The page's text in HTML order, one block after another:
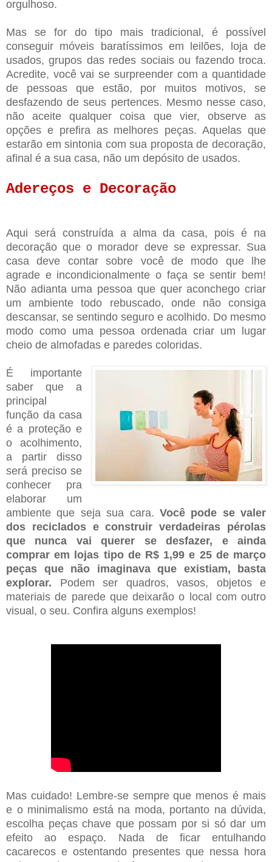
orgulhoso.
Mas se for do tipo mais tradicional, é possível
conseguir móveis baratíssimos em leilões, loja de
usados, grupos das redes sociais ou fazendo troca.
Acredite, você vai se surpreender com a quantidade
de pessoas que estão, por muitos motivos, se
desfazendo de seus pertences. Mesmo nesse caso,
não aceite qualquer coisa que vier, observe as
opções e prefira as melhores peças. Aquelas que
estarão em sintonia com sua proposta de decoração,
afinal é a sua casa, não um depósito de usados.
Adereços e Decoração
Aqui será construída a alma da casa, pois é na
decoração que o morador deve se expressar. Sua
casa deve contar sobre você de modo que lhe
agrade e incondicionalmente o faça se sentir bem!
Não adianta uma pessoa que quer aconchego criar
um ambiente todo rebuscado, onde não consiga
descansar, se sentindo seguro e acolhido. Do mesmo
modo como uma pessoa ordenada criar um lugar
cheio de almofadas e paredes coloridas.
É importante
saber que a
principal
função da casa
é a proteção e
o acolhimento,
a partir disso
será preciso se
conhecer pra
elaborar um
ambiente que seja sua cara. Você pode se valer
dos reciclados e construir verdadeiras pérolas
que nunca vai querer se desfazer, e ainda
comprar em lojas tipo de R$ 1,99 e 25 de março
peças que não imaginava que existiam, basta
explorar. Podem ser quadros, vasos, objetos e
materiais de parede que deixarão o local com outro
visual, o seu. Confira alguns exemplos!
Mas cuidado! Lembre-se sempre que menos é mais
e o minimalismo está na moda, portanto na dúvida,
escolha peças chave que possam por si só dar um
efeito ao espaço. Nada de ficar entulhando
cacarecos e ostentando presentes que nessa hora